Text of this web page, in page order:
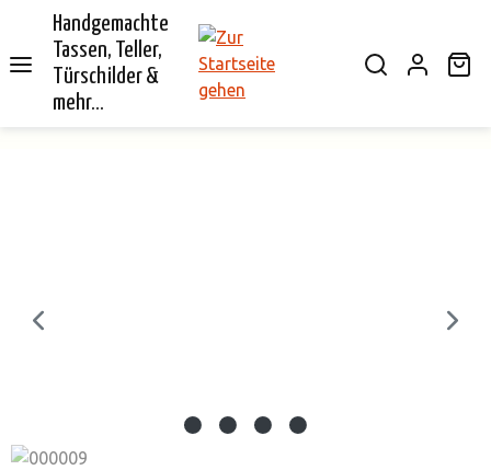
springen
Handgemachte
Tassen, Teller,
Türschilder &
mehr...